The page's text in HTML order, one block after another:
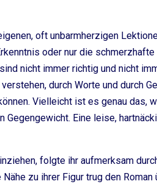
oft unbarmherzigen
oder nur die
nicht immer richtig und nicht
durch Worte und durch
Vielleicht ist es genau das,
Gegengewicht. Eine leise,
folgte ihr aufmerksam
zu ihrer Figur trug den